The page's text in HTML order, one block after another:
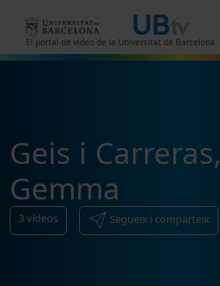
El portal de vídeo de la Universitat de Barcelona
Geis i Carreras,
Gemma
3vídeos Segueix i comparteix